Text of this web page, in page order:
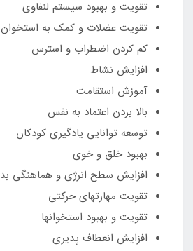
تقویت و بهبود سیستم لنفاوی
تقویت عضلات و کمک به
کم کردن اضطراب و استرس
افزایش نشاط
آموزش استقامت
بالا بردن اعتماد به نفس
توسعه توانایی یادگیری کودکان
بهبود خلق و خوی
افزایش سطح انرژی و هماهنگی
تقویت مهارتهای حرکتی
تقویت و بهبود استخوانها
افزایش انعطاف پدیری